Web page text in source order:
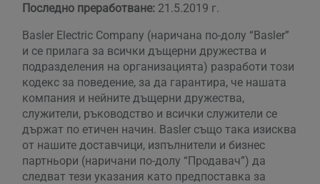
Последно преработване:21.5.2019 г.
Basler Electric Company (наричана по-долу “Basler”
и се прилага за всички дъщерни дружества и
подразделения на организацията) разработи този
кодекс за поведение, за да гарантира, че нашата
компания и нейните дъщерни дружества,
служители, ръководство и всички служители се
държат по етичен начин. Basler също така изисква
от нашите доставчици, изпълнители и бизнес
партньори (наричани по-долу “Продавач”) да
следват тези указания като предпоставка за